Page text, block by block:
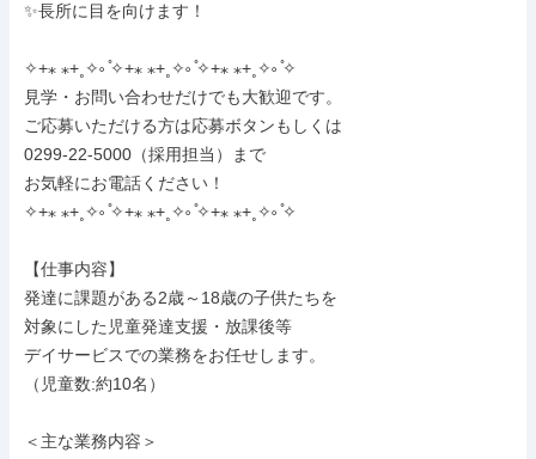
✨長所に目を向けます！
✧+⁎ ⁎+˳✧༚ ̊✧+⁎ ⁎+˳✧༚ ̊✧+⁎ ⁎+˳✧༚ ̊✧
見学・お問い合わせだけでも大歓迎です。
ご応募いただける方は応募ボタンもしくは
0299-22-5000（採用担当）まで
お気軽にお電話ください！
✧+⁎ ⁎+˳✧༚ ̊✧+⁎ ⁎+˳✧༚ ̊✧+⁎ ⁎+˳✧༚ ̊✧
【仕事内容】
発達に課題がある2歳～18歳の子供たちを
対象にした児童発達支援・放課後等
デイサービスでの業務をお任せします。
（児童数:約10名）
＜主な業務内容＞